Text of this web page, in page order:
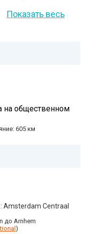
Показать весь
на общественном
605 км
Amsterdam Centraal
до Arnhem
)